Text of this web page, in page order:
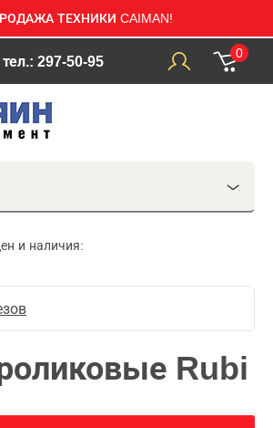
ТЕХНИКИ CAIMAN!
тел.: 297-50-95
0
и наличия:
Rubi